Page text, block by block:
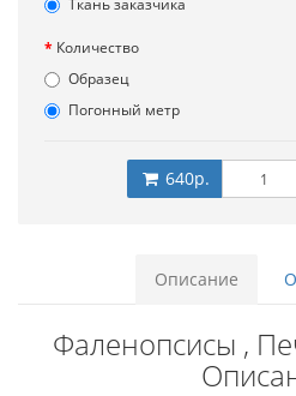
Ткань заказчика
Количество
Образец
Погонный метр
640р.
Описание
Фаленопсисы ,